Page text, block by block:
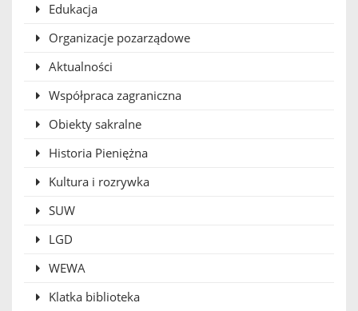
Edukacja
Organizacje pozarządowe
Aktualności
Współpraca zagraniczna
Obiekty sakralne
Historia Pieniężna
Kultura i rozrywka
SUW
LGD
WEWA
Klatka biblioteka